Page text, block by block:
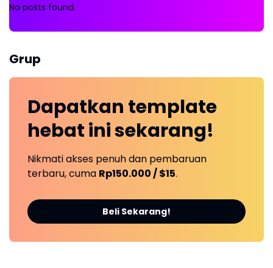
No posts found.
Grup
Dapatkan template
hebat inisekarang!
Nikmati akses penuh dan pembaruan
terbaru, cuma Rp150.000 / $15.
Beli Sekarang!